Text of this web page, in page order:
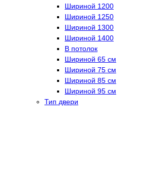
Шириной 1200
Шириной 1250
Шириной 1300
Шириной 1400
В потолок
Шириной 65 см
Шириной 75 см
Шириной 85 см
Шириной 95 см
Тип двери